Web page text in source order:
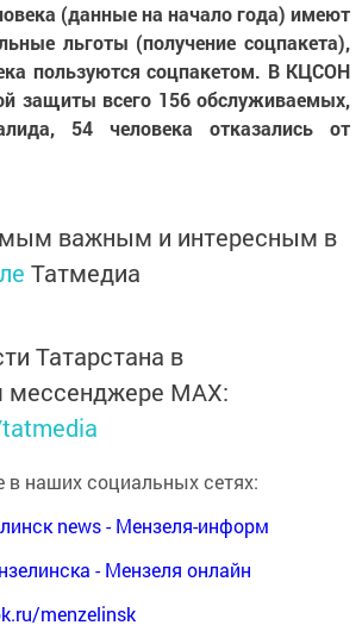
(данные на начало года) имеют
льготы (получение соцпакета),
пользуются соцпакетом. В КЦСОН
защиты всего 156 обслуживаемых,
54 человека отказались от
важным и интересным в
Татмедиа
Татарстана в
мессенджере MАХ:
в наших социальных сетях:
news - Мензеля-информ
- Мензеля онлайн
menzelinsk